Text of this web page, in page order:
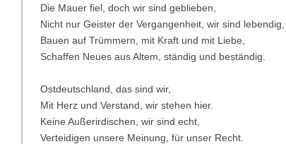
Die Mauer fiel, doch wir sind geblieben,
Nicht nur Geister der Vergangenheit, wir sind lebendig,
Bauen auf Trümmern, mit Kraft und mit Liebe,
Schaffen Neues aus Altem, ständig und beständig.
Ostdeutschland, das sind wir,
Mit Herz und Verstand, wir stehen hier.
Keine Außerirdischen, wir sind echt,
Verteidigen unsere Meinung, für unser Recht.